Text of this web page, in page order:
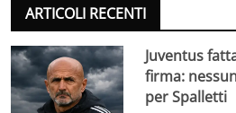
ARTICOLI RECENTI
Juventus
firma:
per Spalletti